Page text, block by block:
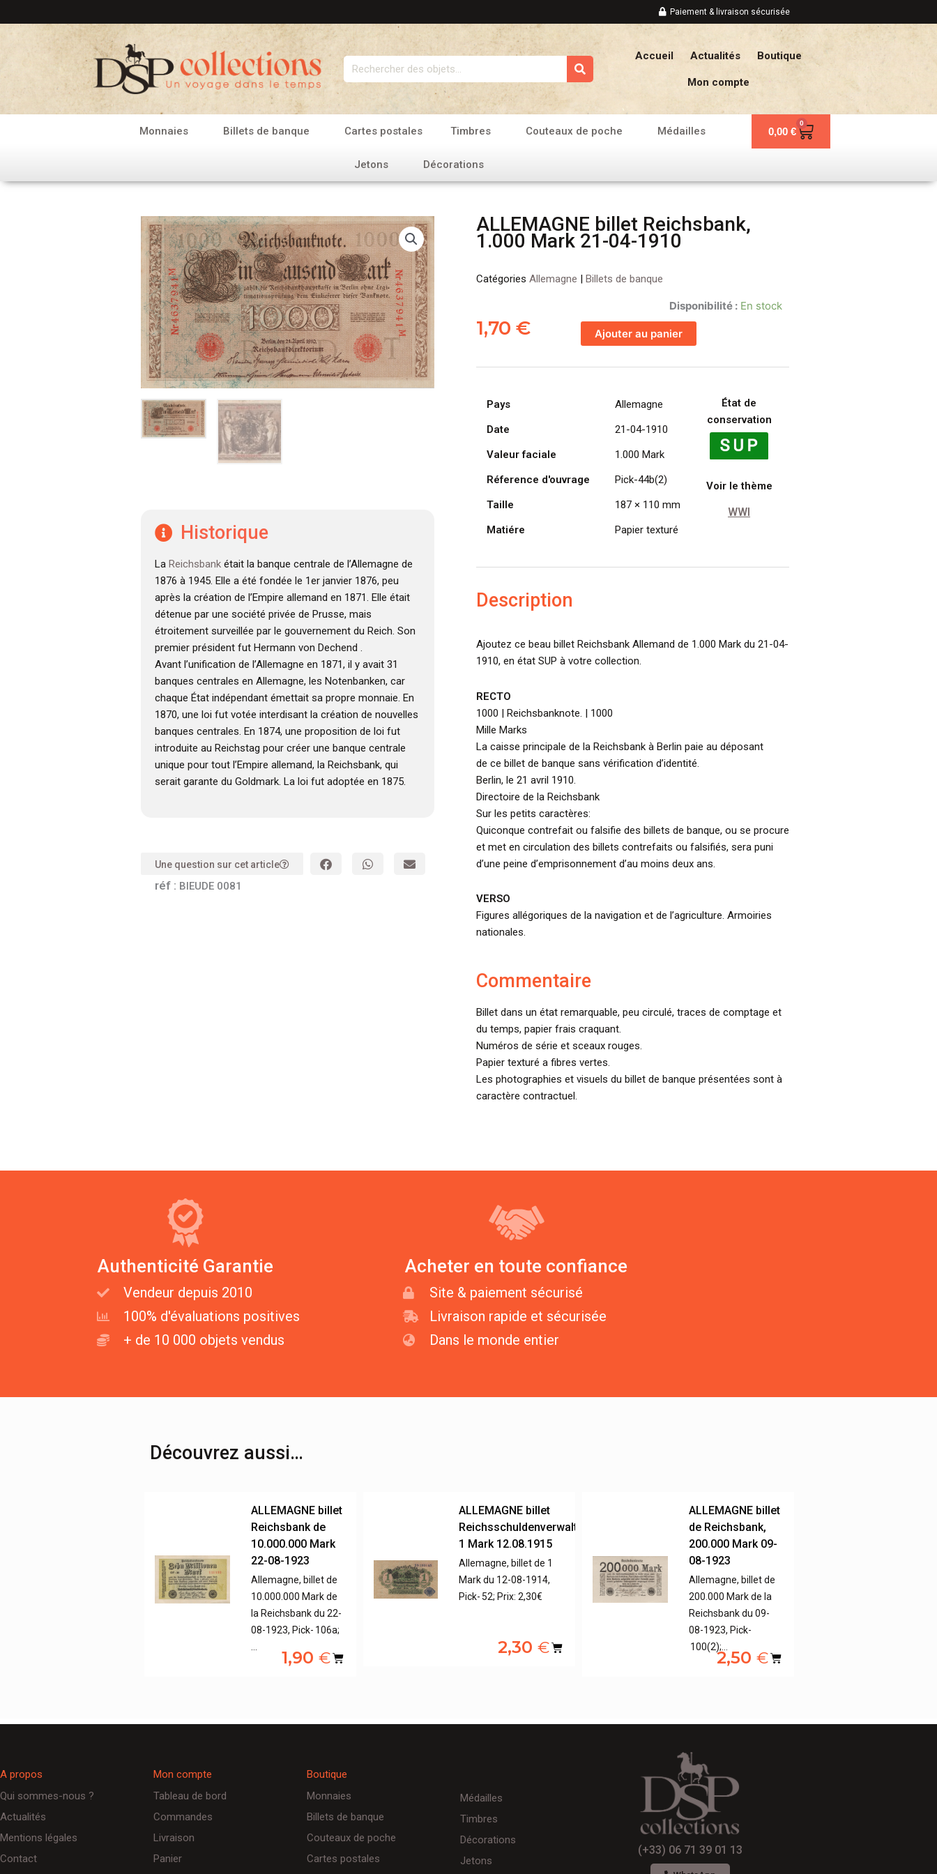
au
contenu
Paiement & livraison sécurisée
Rechercher
Accueil Actualités Boutique
Mon compte
Monnaies Billets de banque Cartes postales Timbres Couteaux de poche Médailles
Jetons Décorations
0,00 €
0
Panier
Historique
La Reichsbankétait la banque centrale de l’Allemagne de
1876 à 1945. Elle a été fondée le 1er janvier 1876, peu
après la création de l’Empire allemand en 1871. Elle était
détenue par une société privée de Prusse, mais
étroitement surveillée par le gouvernement du Reich. Son
premier président fut Hermann von Dechend .
Avant l’unification de l’Allemagne en 1871, il y avait 31
banques centrales en Allemagne, les Notenbanken, car
chaque État indépendant émettait sa propre monnaie. En
1870, une loi fut votée interdisant la création de nouvelles
banques centrales. En 1874, une proposition de loi fut
introduite au Reichstag pour créer une banque centrale
unique pour tout l’Empire allemand, la Reichsbank, qui
serait garante du Goldmark. La loi fut adoptée en 1875.
Une question sur cet article
réf : BIEUDE 0081
ALLEMAGNE billet Reichsbank,
1.000 Mark 21-04-1910
Catégories Allemagne | Billets de banque
1,70 €
Disponibilité : En stock
de
ALLEMAGNE
Reichsbank,
Ajouter au panier
Pays
Allemagne
Date
21-04-1910
Valeur faciale
1.000 Mark
Réference d'ouvrage
Pick-44b(2)
Taille
187 × 110 mm
Matiére
Papier texturé
État de
conservation
Voir le thème
WWI
Description
Ajoutez ce beau billet Reichsbank Allemand de 1.000 Mark du 21-04-
1910, en état SUP à votre collection.
RECTO
1000 | Reichsbanknote. | 1000
Mille Marks
La caisse principale de la Reichsbank à Berlin paie au déposant
de ce billet de banque sans vérification d’identité.
Berlin, le 21 avril 1910.
Directoire de la Reichsbank
Sur les petits caractères:
Quiconque contrefait ou falsifie des billets de banque, ou se procure
et met en circulation des billets contrefaits ou falsifiés, sera puni
d’une peine d’emprisonnement d’au moins deux ans.
VERSO
Figures allégoriques de la navigation et de l’agriculture. Armoiries
nationales.
Commentaire
Billet dans un état remarquable, peu circulé, traces de comptage et
du temps, papier frais craquant.
Numéros de série et sceaux rouges.
Papier texturé a fibres vertes.
Les photographies et visuels du billet de banque présentées sont à
caractère contractuel.
Authenticité Garantie
Vendeur depuis 2010
100% d'évaluations positives
+ de 10 000 objets vendus
Acheter en toute confiance
Site & paiement sécurisé
Livraison rapide et sécurisée
Dans le monde entier
Découvrez aussi…
ALLEMAGNE billet
Reichsbank de
10.000.000 Mark
22-08-1923
Allemagne, billet de
10.000.000 Mark de
la Reichsbank du 22-
08-1923, Pick- 106a;
…
1,90 €
ALLEMAGNE billet
Reichsschuldenverwaltung,
1 Mark 12.08.1915
Allemagne, billet de 1
Mark du 12-08-1914,
Pick- 52; Prix: 2,30€
2,30 €
ALLEMAGNE billet
de Reichsbank,
200.000 Mark 09-
08-1923
Allemagne, billet de
200.000 Mark de la
Reichsbank du 09-
08-1923, Pick-
100(2);…
2,50 €
A propos
Qui sommes-nous ?
Actualités
Mentions légales
Contact
Mon compte
Tableau de bord
Commandes
Livraison
Panier
Boutique
Monnaies
Billets de banque
Couteaux de poche
Cartes postales
Médailles
Timbres
Décorations
Jetons
(+33) 06 71 39 01 13